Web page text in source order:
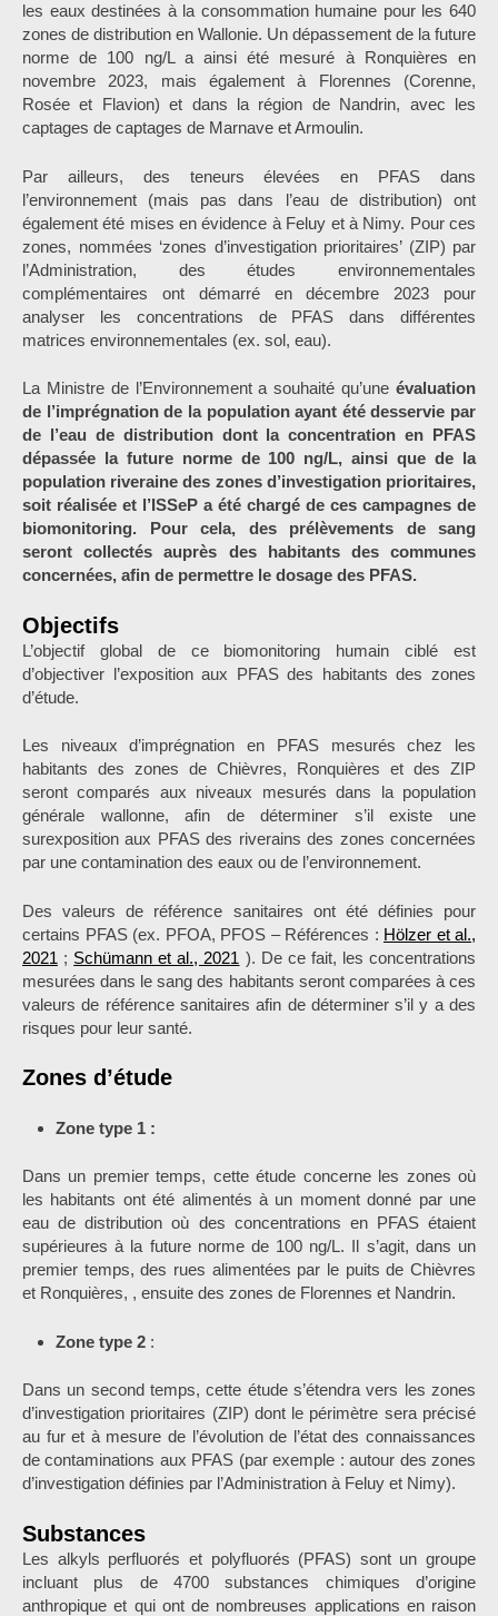
les eaux destinées à la consommation humaine pour les 640
zones de distribution en Wallonie. Un dépassement de la future
norme de 100 ng/L a ainsi été mesuré à Ronquières en
novembre 2023, mais également à Florennes (Corenne,
Rosée et Flavion) et dans la région de Nandrin, avec les
captages de captages de Marnave et Armoulin.
Par ailleurs, des teneurs élevées en PFAS dans
l’environnement (mais pas dans l’eau de distribution) ont
également été mises en évidence à Feluy et à Nimy. Pour ces
zones, nommées ‘zones d’investigation prioritaires’ (ZIP) par
l’Administration, des études environnementales
complémentaires ont démarré en décembre 2023 pour
analyser les concentrations de PFAS dans différentes
matrices environnementales (ex. sol, eau).
La Ministre de l’Environnement a souhaité qu’une évaluation
de l’imprégnation de la population ayant été desservie par
de l’eau de distribution dont la concentration en PFAS
dépassée la future norme de 100 ng/L, ainsi que de la
population riveraine des zones d’investigation prioritaires,
soit réalisée et l’ISSeP a été chargé de ces campagnes de
biomonitoring. Pour cela, des prélèvements de sang
seront collectés auprès des habitants des communes
concernées, afin de permettre le dosage des PFAS.
Objectifs
L’objectif global de ce biomonitoring humain ciblé est
d’objectiver l’exposition aux PFAS des habitants des zones
d’étude.
Les niveaux d’imprégnation en PFAS mesurés chez les
habitants des zones de Chièvres, Ronquières et des ZIP
seront comparés aux niveaux mesurés dans la population
générale wallonne, afin de déterminer s’il existe une
surexposition aux PFAS des riverains des zones concernées
par une contamination des eaux ou de l’environnement.
Des valeurs de référence sanitaires ont été définies pour
certains PFAS (ex. PFOA, PFOS – Références : Hölzer et al.,
2021 ; Schümann et al., 2021 ). De ce fait, les concentrations
mesurées dans le sang des habitants seront comparées à ces
valeurs de référence sanitaires afin de déterminer s’il y a des
risques pour leur santé.
Zones d’étude
Zone type 1 :
Dans un premier temps, cette étude concerne les zones où
les habitants ont été alimentés à un moment donné par une
eau de distribution où des concentrations en PFAS étaient
supérieures à la future norme de 100 ng/L. Il s’agit, dans un
premier temps, des rues alimentées par le puits de Chièvres
et Ronquières, , ensuite des zones de Florennes et Nandrin.
Zone type 2 :
Dans un second temps, cette étude s’étendra vers les zones
d’investigation prioritaires (ZIP) dont le périmètre sera précisé
au fur et à mesure de l’évolution de l’état des connaissances
de contaminations aux PFAS (par exemple : autour des zones
d’investigation définies par l’Administration à Feluy et Nimy).
Substances
Les alkyls perfluorés et polyfluorés (PFAS) sont un groupe
incluant plus de 4700 substances chimiques d’origine
anthropique et qui ont de nombreuses applications en raison